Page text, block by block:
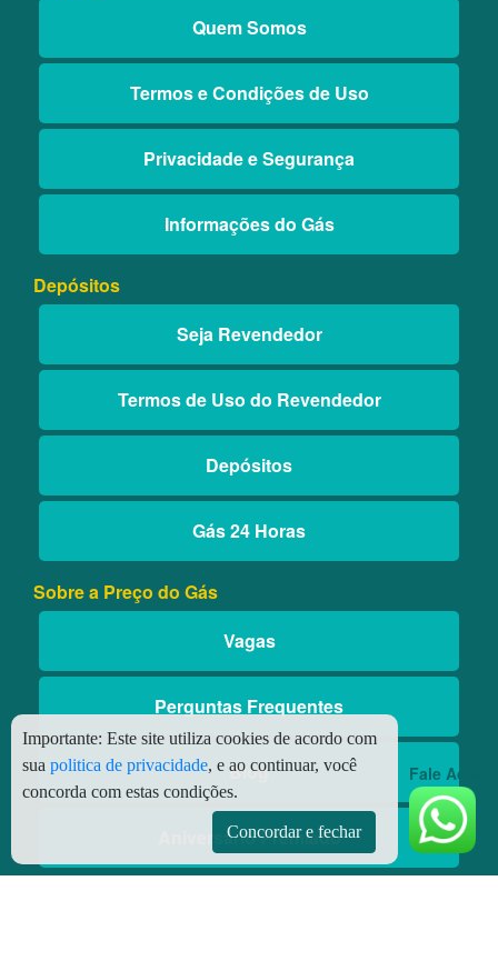
Fale Aqui
Quem Somos
Termos e Condições de Uso
Privacidade e Segurança
Informações do Gás
Depósitos
Seja Revendedor
Termos de Uso do Revendedor
Depósitos
Gás 24 Horas
Sobre a Preço do Gás
Vagas
Perguntas Frequentes
Blog
Aniversário Premiado
Importante: Este site utiliza cookies de acordo com
sua politica de privacidade, e ao continuar, você
concorda com estas condições.
Concordar e fechar